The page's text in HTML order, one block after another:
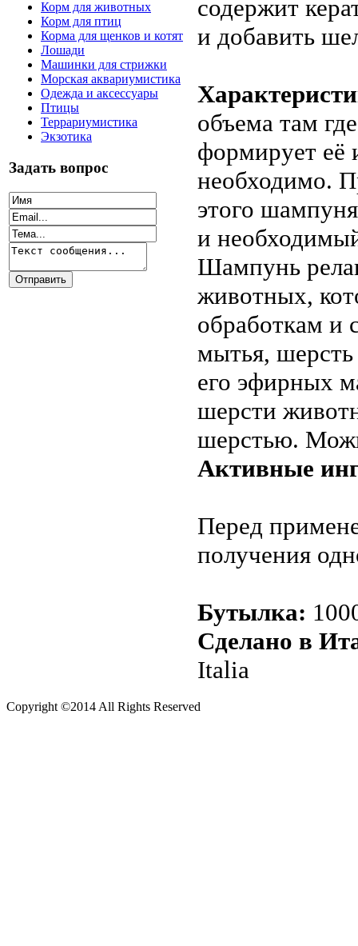
Корм для животных
Корм для птиц
Корма для щенков и котят
Лошади
Машинки для стрижки
Морская аквариумистика
Одежда и аксессуары
Птицы
Террариумистика
Экзотика
Задать вопрос
содержит
и добавить
объема там
формирует её
необходимо.
этого
и
Шампунь
животных,
обработкам и
мытья, шерсть
его эфирных
шерсти
шерстью.
Активные
Перед
получения
Бутылка:
Сделано в
Italia
Copyright ©2014 All Rights Reserved